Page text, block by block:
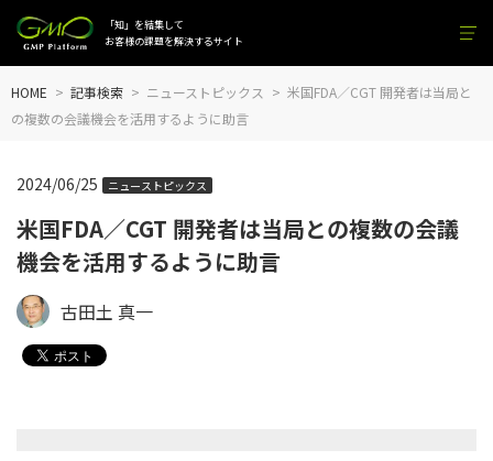
「知」を結集して
お客様の課題を解決するサイト
HOME 記事検索 ニューストピックス
米国FDA／CGT 開発者は当局と
の複数の会議機会を活用するように助言
米国FDA／CGT 開発者は当局との複数の会議
機会を活用するように助言
2024/06/25 ニューストピックス
古田土 真一